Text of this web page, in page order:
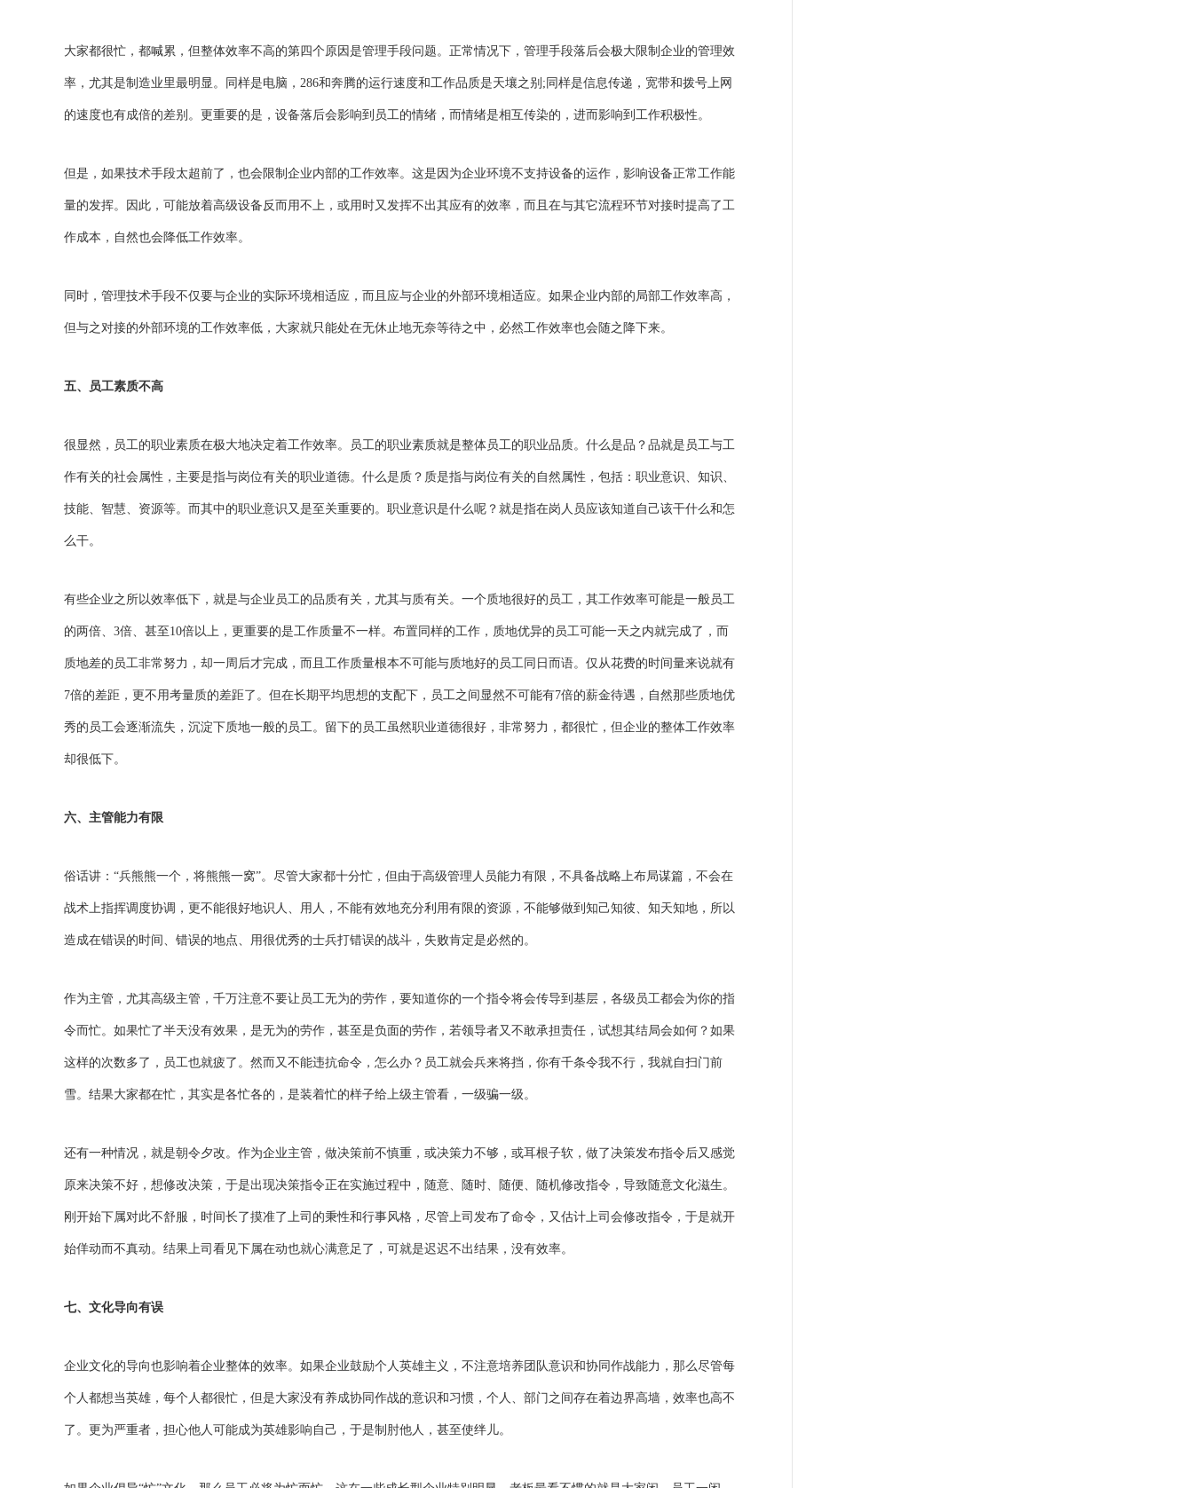
大家都很忙，都喊累，但整体效率不高的第四个原因是管理手段问题。正常情况下，管理手段落后会极大限制企业的管理效
率，尤其是制造业里最明显。同样是电脑，286和奔腾的运行速度和工作品质是天壤之别;同样是信息传递，宽带和拨号上网
的速度也有成倍的差别。更重要的是，设备落后会影响到员工的情绪，而情绪是相互传染的，进而影响到工作积极性。
但是，如果技术手段太超前了，也会限制企业内部的工作效率。这是因为企业环境不支持设备的运作，影响设备正常工作能
量的发挥。因此，可能放着高级设备反而用不上，或用时又发挥不出其应有的效率，而且在与其它流程环节对接时提高了工
作成本，自然也会降低工作效率。
同时，管理技术手段不仅要与企业的实际环境相适应，而且应与企业的外部环境相适应。如果企业内部的局部工作效率高，
但与之对接的外部环境的工作效率低，大家就只能处在无休止地无奈等待之中，必然工作效率也会随之降下来。
五、员工素质不高
很显然，员工的职业素质在极大地决定着工作效率。员工的职业素质就是整体员工的职业品质。什么是品？品就是员工与工
作有关的社会属性，主要是指与岗位有关的职业道德。什么是质？质是指与岗位有关的自然属性，包括：职业意识、知识、
技能、智慧、资源等。而其中的职业意识又是至关重要的。职业意识是什么呢？就是指在岗人员应该知道自己该干什么和怎
么干。
有些企业之所以效率低下，就是与企业员工的品质有关，尤其与质有关。一个质地很好的员工，其工作效率可能是一般员工
的两倍、3倍、甚至10倍以上，更重要的是工作质量不一样。布置同样的工作，质地优异的员工可能一天之内就完成了，而
质地差的员工非常努力，却一周后才完成，而且工作质量根本不可能与质地好的员工同日而语。仅从花费的时间量来说就有
7倍的差距，更不用考量质的差距了。但在长期平均思想的支配下，员工之间显然不可能有7倍的薪金待遇，自然那些质地优
秀的员工会逐渐流失，沉淀下质地一般的员工。留下的员工虽然职业道德很好，非常努力，都很忙，但企业的整体工作效率
却很低下。
六、主管能力有限
俗话讲：“兵熊熊一个，将熊熊一窝”。尽管大家都十分忙，但由于高级管理人员能力有限，不具备战略上布局谋篇，不会在
战术上指挥调度协调，更不能很好地识人、用人，不能有效地充分利用有限的资源，不能够做到知己知彼、知天知地，所以
造成在错误的时间、错误的地点、用很优秀的士兵打错误的战斗，失败肯定是必然的。
作为主管，尤其高级主管，千万注意不要让员工无为的劳作，要知道你的一个指令将会传导到基层，各级员工都会为你的指
令而忙。如果忙了半天没有效果，是无为的劳作，甚至是负面的劳作，若领导者又不敢承担责任，试想其结局会如何？如果
这样的次数多了，员工也就疲了。然而又不能违抗命令，怎么办？员工就会兵来将挡，你有千条令我不行，我就自扫门前
雪。结果大家都在忙，其实是各忙各的，是装着忙的样子给上级主管看，一级骗一级。
还有一种情况，就是朝令夕改。作为企业主管，做决策前不慎重，或决策力不够，或耳根子软，做了决策发布指令后又感觉
原来决策不好，想修改决策，于是出现决策指令正在实施过程中，随意、随时、随便、随机修改指令，导致随意文化滋生。
刚开始下属对此不舒服，时间长了摸准了上司的秉性和行事风格，尽管上司发布了命令，又估计上司会修改指令，于是就开
始佯动而不真动。结果上司看见下属在动也就心满意足了，可就是迟迟不出结果，没有效率。
七、文化导向有误
企业文化的导向也影响着企业整体的效率。如果企业鼓励个人英雄主义，不注意培养团队意识和协同作战能力，那么尽管每
个人都想当英雄，每个人都很忙，但是大家没有养成协同作战的意识和习惯，个人、部门之间存在着边界高墙，效率也高不
了。更为严重者，担心他人可能成为英雄影响自己，于是制肘他人，甚至使绊儿。